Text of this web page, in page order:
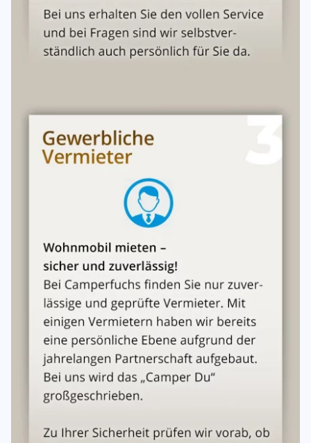
Versicherung kann sich der Mieter nach den Allgemeinen
Bedingungen für diese Versicherung gegen diese Kosten
schützen. Die bestätigte Reservierung kann vom Tag der
gewünschte Alternativbuchung der ersten vom Umfang
her entspricht. Umbuchungen sind nur im gleichen Jahr
möglich. Pro Umbuchung wir eine Bearbeitungsgebühr, je
nach Mietdauer erhoben.
Es gelten für die Fahrzeugmiete die Preise der jeweils
gültigen Mietkonditionen. Siehe Fahrzeug & Preise -
Saisonzeiten. Wenn die AGBs nicht eingehalten werden,
können folgende Zusatzkosten vom Vermieter berechnet
werden:
Verspätete Rückgabe 50,00 EURO (Bedarf/Stunde)
Innenreinigung 189,00 EURO
Toilettenentleerung 155,00 EURO
Abwassertankleerung 99,00 EURO
Kraftstoff 3,50 EURO (pro Liter) Diese Zusatzkosten
werden bei Rückgabe sofort fällig.
Zahlungsweise
danach, ist eine Anzahlung zu leisten. Die Anzahlung